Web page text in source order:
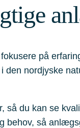
på
nordjyske
så du kan se
så